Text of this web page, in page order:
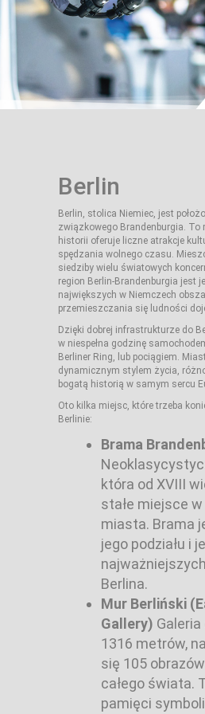
Berlin
Berlin, stolica Niemiec, jest
związkowego Brandenburgia. To
historii oferuje liczne atrakcje
spędzania wolnego czasu.
siedziby wielu światowych
region Berlin-Brandenburgia jest
największych w Niemczech
przemieszczania się ludności
Dzięki dobrej infrastrukturze do
w niespełna godzinę
Berliner Ring, lub pociągiem.
dynamicznym stylem życia,
bogatą historią w samym sercu
Oto kilka miejsc, które trzeba
Berlinie:
Brama
która od XVIII
stałe miejsce
miasta. Brama
jego podziału i
Berlina.
Mur Berliński
Gallery) Galeria
1316 metrów,
się 105
całego świata.
pamięci